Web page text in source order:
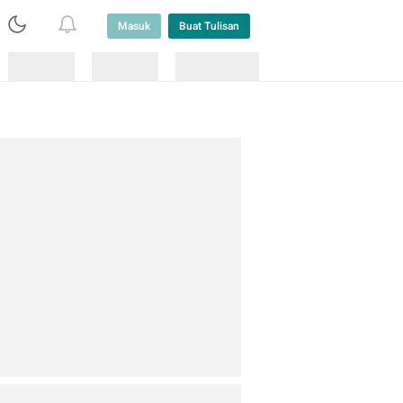
Masuk Buat Tulisan